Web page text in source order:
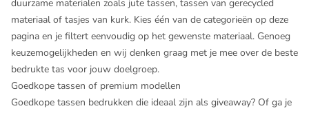
duurzame materialen zoals jute tassen, tassen van gerecycled
materiaal of tasjes van kurk. Kies één van de categorieën op deze
pagina en je filtert eenvoudig op het gewenste materiaal. Genoeg
keuzemogelijkheden en wij denken graag met je mee over de beste
bedrukte tas voor jouw doelgroep.
Goedkope tassen of premium modellen
Goedkope tassen bedrukken die ideaal zijn als giveaway? Of ga je